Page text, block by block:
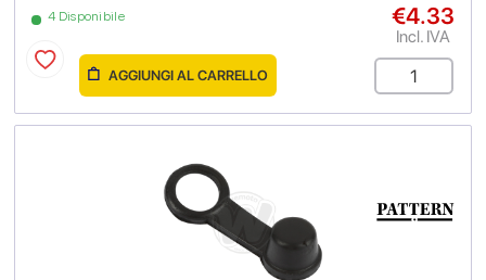
4 Disponibile €4.33
Incl. IVA
AGGIUNGI AL CARRELLO